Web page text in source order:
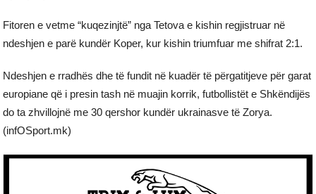
Fitoren e vetme “kuqezinjtë” nga Tetova e kishin regjistruar në
ndeshjen e parë kundër Koper, kur kishin triumfuar me shifrat 2:1.
Ndeshjen e rradhës dhe të fundit në kuadër të përgatitjeve për garat
europiane që i presin tash në muajin korrik, futbollistët e Shkëndijës
do ta zhvillojnë me 30 qershor kundër ukrainasve të Zorya.
(infOSport.mk)